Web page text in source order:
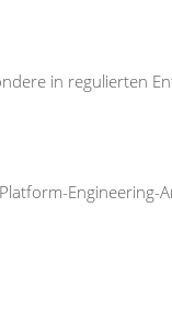
in regulierten
Engineering-